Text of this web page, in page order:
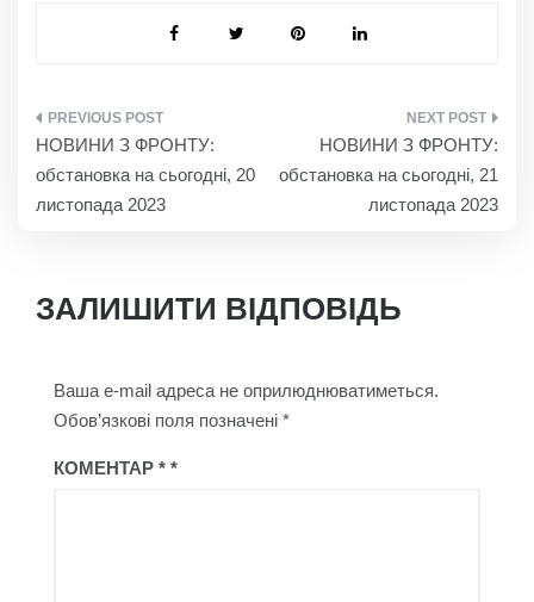
НАВІГАЦІЯ
ЗАПИСІВ
НОВИНИ З ФРОНТУ:
обстановка на сьогодні, 20
листопада 2023
НОВИНИ З ФРОНТУ:
обстановка на сьогодні, 21
листопада 2023
ЗАЛИШИТИ ВІДПОВІДЬ
Ваша e-mail адреса не оприлюднюватиметься.
Обов’язкові поля позначені *
КОМЕНТАР *